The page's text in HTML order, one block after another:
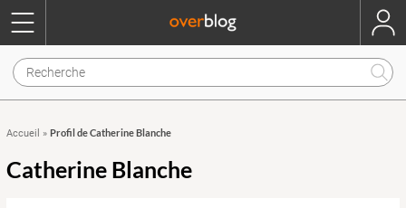
Accueil » Profil de Catherine Blanche
Catherine Blanche